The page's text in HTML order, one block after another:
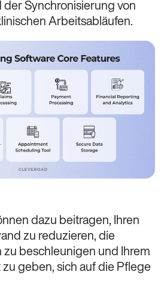
Synchronisierung von
Arbeitsabläufen.
dazu beitragen, Ihren
zu reduzieren, die
zu beschleunigen und Ihrem
zu geben, sich auf die Pflege